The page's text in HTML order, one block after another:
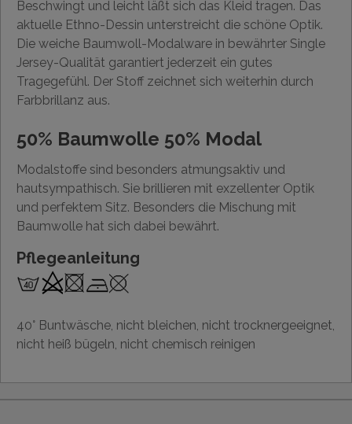
Beschwingt und leicht läßt sich das Kleid tragen. Das
aktuelle Ethno-Dessin unterstreicht die schöne Optik.
Die weiche Baumwoll-Modalware in bewährter Single
Jersey-Qualität garantiert jederzeit ein gutes
Tragegefühl. Der Stoff zeichnet sich weiterhin durch
Farbbrillanz aus.
50% Baumwolle 50% Modal
Modalstoffe sind besonders atmungsaktiv und
hautsympathisch. Sie brillieren mit exzellenter Optik
und perfektem Sitz. Besonders die Mischung mit
Baumwolle hat sich dabei bewährt.
Pflegeanleitung
40° Buntwäsche, nicht bleichen, nicht trocknergeeignet,
nicht heiß bügeln, nicht chemisch reinigen